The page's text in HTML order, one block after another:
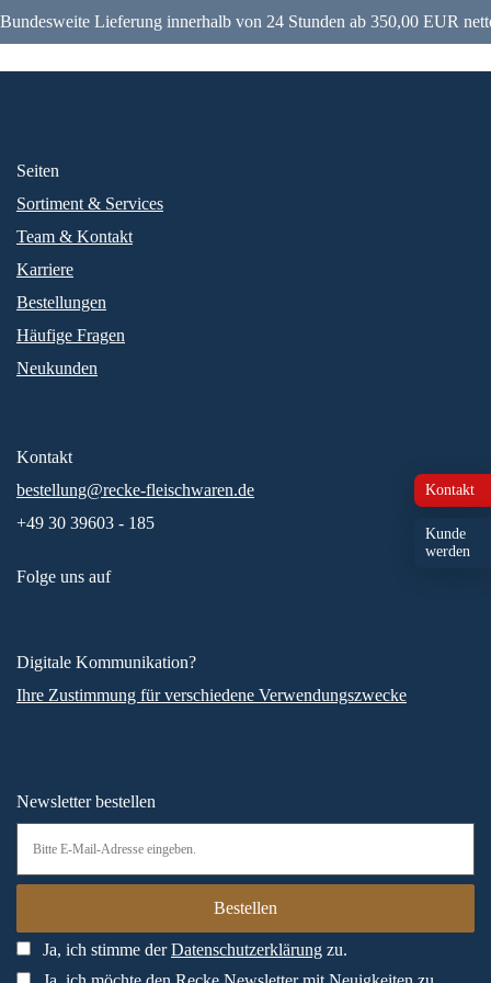
Bundesweite Lieferung innerhalb von 24 Stunden ab 350,00 EUR
Kontakt
Kunde
werden
Seiten
Sortiment & Services
Team & Kontakt
Karriere
Bestellungen
Häufige Fragen
Neukunden
Kontakt
bestellung@recke-fleischwaren.de
+49 30 39603 - 185
Folge uns auf
Digitale Kommunikation?
Ihre Zustimmung für verschiedene Verwendungszwecke
Newsletter bestellen
Ja, ich stimme derDatenschutzerklärung zu.